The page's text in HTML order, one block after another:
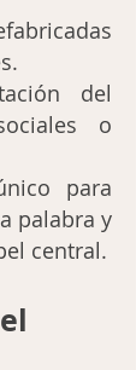
del
o
para
palabra y
central.